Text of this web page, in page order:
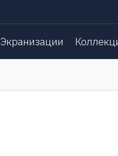
Экранизации